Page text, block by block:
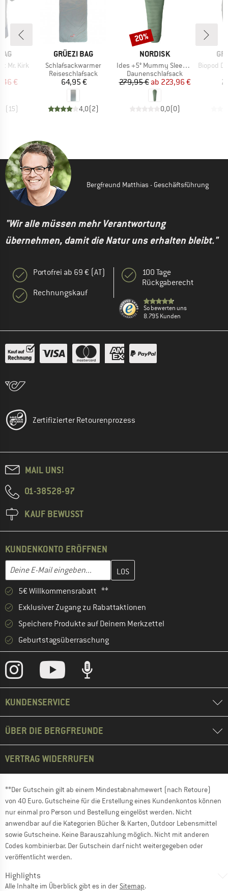
Mr. Kirk
Preis
€
( 15)
MARKE
GRÜEZI BAG
Artikel
Schlafsackwarmer
Produktgruppe
Reiseschlafsack
Preis
64,95 €
4,0(2)
MARKE
NORDISK
Artikel
Ides +5° Mummy Sleeping Bag
Produktgruppe
Daunenschlafsack
Preis
279,95 € reduzierter Preis
ab 223,96 €
0,0(0)
Rabatt
20%
Artikel
Biopod
Bergfreund Matthias - Geschäftsführung
"Wir alle müssen mehr Verantwortung
übernehmen, damit die Natur uns erhalten bleibt."
Portofrei ab 69 € (AT)
Rechnungskauf
100 Tage
Rückgaberecht
So bewerten uns
8.795 Kunden
Zertifizierter Retourenprozess
MAIL UNS!
01-38528-97
KAUF BEWUSST
KUNDENKONTO ERÖFFNEN
E-Mail-Adresse
Gib hier deine E-Mail-Adresse ein und erstelle im nächsten
5€ Willkommensrabatt **
Exklusiver Zugang zu Rabattaktionen
Speichere Produkte auf Deinem Merkzettel
Geburtstagsüberraschung
KUNDENSERVICE
ÜBER DIE BERGFREUNDE
VERTRAG WIDERRUFEN
**Der Gutschein gilt ab einem Mindestabnahmewert (nach Retoure)
von 40 Euro. Gutscheine für die Erstellung eines Kundenkontos können
nur einmal pro Person und Bestellung eingelöst werden. Nicht
anwendbar auf die Kategorien Bücher & Karten, Outdoor Lebensmittel
sowie Gutscheine. Keine Barauszahlung möglich. Nicht mit anderen
Codes kombinierbar. Der Gutschein darf nicht weitergegeben oder
veröffentlicht werden.
Highlights
Alle Inhalte im Überblick gibt es in der Sitemap.